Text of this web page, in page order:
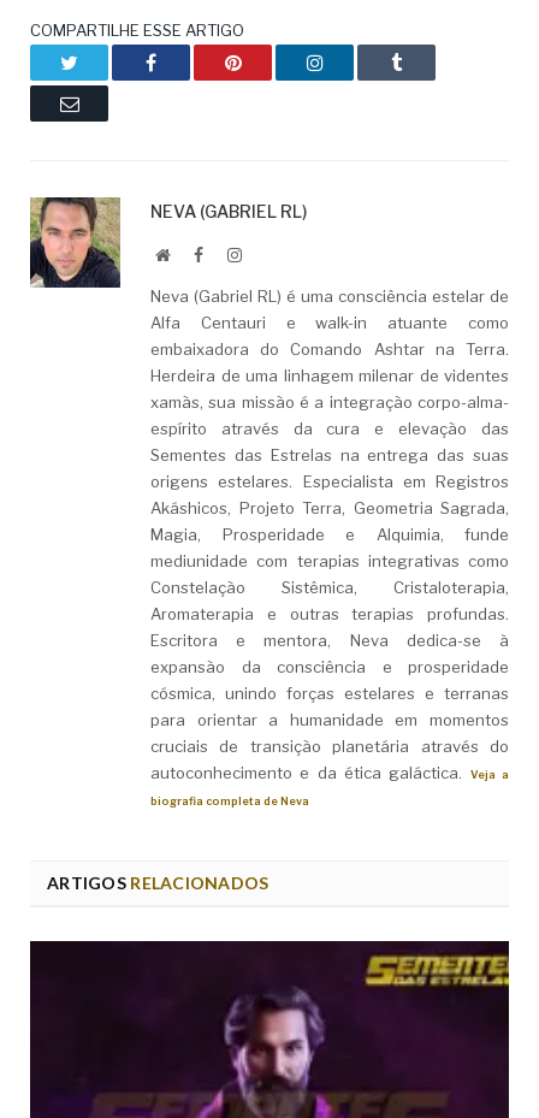
COMPARTILHE ESSE ARTIGO
Facebook Pinterest LinkedIn Tumblr
Email
NEVA (GABRIEL RL)
WebsiteFacebookLinkedIn
Neva (Gabriel RL) é uma consciência estelar de
Alfa Centauri e walk-in atuante como
embaixadora do Comando Ashtar na Terra.
Herdeira de uma linhagem milenar de videntes
xamãs, sua missão é a integração corpo-alma-
espírito através da cura e elevação das
Sementes das Estrelas na entrega das suas
origens estelares. Especialista em Registros
Akáshicos, Projeto Terra, Geometria Sagrada,
Magia, Prosperidade e Alquimia, funde
mediunidade com terapias integrativas como
Constelação Sistêmica, Cristaloterapia,
Aromaterapia e outras terapias profundas.
Escritora e mentora, Neva dedica-se à
expansão da consciência e prosperidade
cósmica, unindo forças estelares e terranas
para orientar a humanidade em momentos
cruciais de transição planetária através do
autoconhecimento e da ética galáctica.
Veja a
biografia completa de Neva
ARTIGOSRELACIONADOS